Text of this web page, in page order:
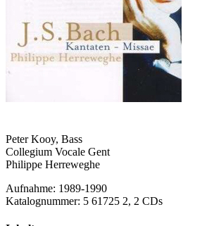
Peter Kooy, Bass
Collegium Vocale Gent
Philippe Herreweghe
Aufnahme: 1989-1990
Katalognummer: 5 61725 2, 2 CDs